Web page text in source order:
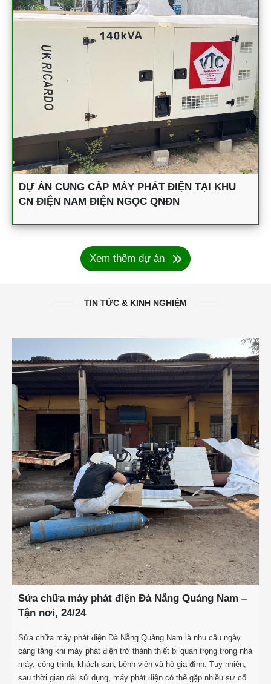
DỰ ÁN CUNG CẤP MÁY PHÁT ĐIỆN TẠI KHU
CN ĐIỆN NAM ĐIỆN NGỌC QNĐN
Xem thêm dự án
TIN TỨC & KINH NGHIỆM
Sửa chữa máy phát điện Đà Nẵng Quảng Nam –
Tận nơi, 24/24
Sửa chữa máy phát điện Đà Nẵng Quảng Nam là nhu cầu ngày
càng tăng khi máy phát điện trở thành thiết bị quan trọng trong nhà
máy, công trình, khách sạn, bệnh viện và hộ gia đình. Tuy nhiên,
sau thời gian dài sử dụng, máy phát điện có thể gặp nhiều sự cố